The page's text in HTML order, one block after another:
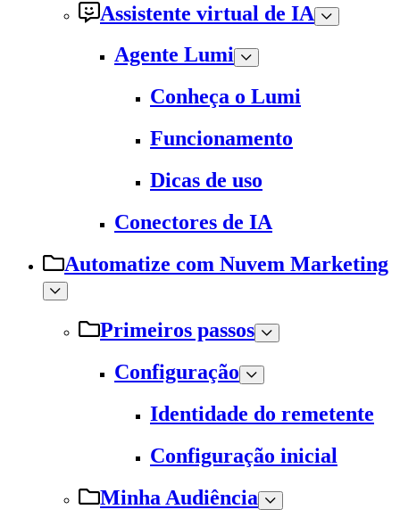
Assistente virtual de IA
Agente Lumi
Conheça o Lumi
Funcionamento
Dicas de uso
Conectores de IA
Automatize com Nuvem Marketing
Primeiros passos
Configuração
Identidade do remetente
Configuração inicial
Minha Audiência